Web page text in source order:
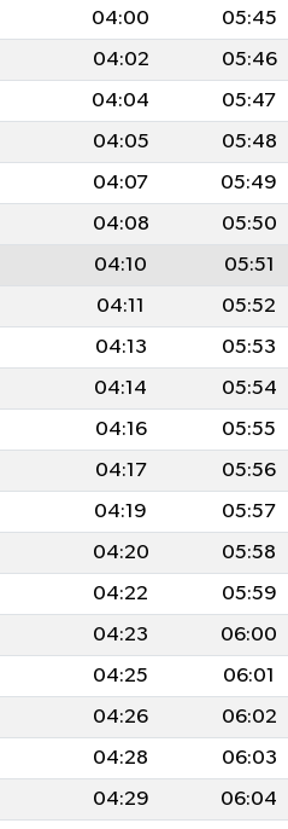
04:00 05:45
04:02 05:46
04:04 05:47
04:05 05:48
04:07 05:49
04:08 05:50
04:10 05:51
04:11 05:52
04:13 05:53
04:14 05:54
04:16 05:55
04:17 05:56
04:19 05:57
04:20 05:58
04:22 05:59
04:23 06:00
04:25 06:01
04:26 06:02
04:28 06:03
04:29 06:04